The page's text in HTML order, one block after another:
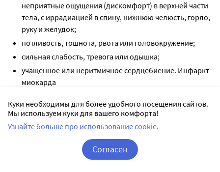
неприятные ощущения (дискомфорт) в верхней части
тела, с иррадиацией в спину, нижнюю челюсть, горло,
руку и желудок;
потливость, тошнота, рвота или головокружение;
сильная слабость, тревога или одышка;
учащенное или неритмичное сердцебиение. Инфаркт
миокарда
особенно с одной стороны тела;
внезапная спутанность сознания, нарушение речи
или ее понимания;
внезапное нарушение зрения в одном или обоих
Куки необходимы для более удобного посещения сайтов.
Мы используем куки для вашего комфорта!
Узнайте больше про использование cookie.
Согласен